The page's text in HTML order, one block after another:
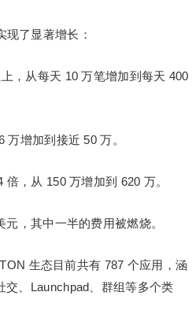
现了显著增长：
，从每天 10 万笔增加到每天 400
万增加到接近 50 万。
，从 150 万增加到 620 万。
，其中一半的费用被燃烧。
生态目前共有 787 个应用，涵
交、Launchpad、群组等多个类